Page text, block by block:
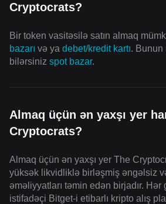
Cryptocrats?
Bir token vasitəsilə satın almaq
bazarı və ya debet/kredit kartı. Bunun
bilərsiniz spot bazar.
Almaq üçün ən yaxşı yer
Cryptocrats?
Almaq üçün ən yaxşı yer The
yüksək likvidliklə birləşmiş əngəlsiz
əməliyyatları təmin edən birjadır.
istifadəçi Bitget-i etibarlı kripto alış